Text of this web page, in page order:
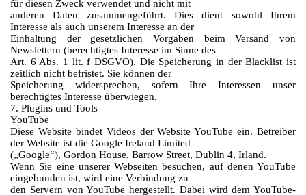
für diesen Zweck verwendet und nicht mit
anderen Daten zusammengeführt. Dies dient sowohl Ihrem
Interesse als auch unserem Interesse an der
Einhaltung der gesetzlichen Vorgaben beim Versand von
Newslettern (berechtigtes Interesse im Sinne des
Art. 6 Abs. 1 lit. f DSGVO). Die Speicherung in der Blacklist ist
zeitlich nicht befristet. Sie können der
Speicherung widersprechen, sofern Ihre Interessen unser
berechtigtes Interesse überwiegen.
7. Plugins und Tools
YouTube
Diese Website bindet Videos der Website YouTube ein. Betreiber
der Website ist die Google Ireland Limited
(„Google“), Gordon House, Barrow Street, Dublin 4, Irland.
Wenn Sie eine unserer Webseiten besuchen, auf denen YouTube
eingebunden ist, wird eine Verbindung zu
den Servern von YouTube hergestellt. Dabei wird dem YouTube-